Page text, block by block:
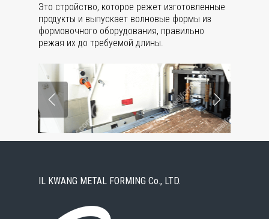
Это стройство, которое режет изготовленные
продукты и выпускает волновые формы из
формовочного оборудования, правильно
режая их до требуемой длины.
IL KWANG METAL FORMING Co., LTD.